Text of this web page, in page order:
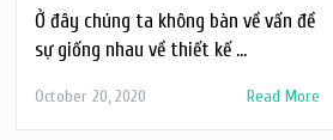
Ở đây chúng ta không bàn về vấn đề
sự giống nhau về thiết kế …
October 20, 2020 Read More